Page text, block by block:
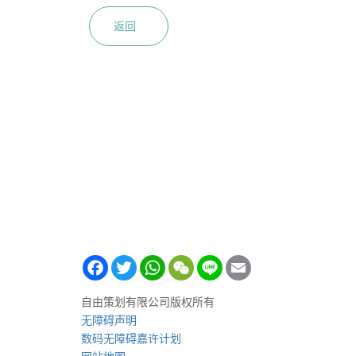
返回
Facebook
TwitterWhatsApp
WeChatLine
自由策划有限公司版权所有
无障碍声明
数码无障碍嘉许计划